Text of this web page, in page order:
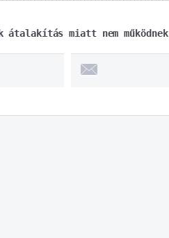
átalakítás miatt nem működnek